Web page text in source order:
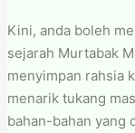
Kini, anda boleh
sejarah Murtabak
menyimpan rahsia
menarik tukang
bahan-bahan yang